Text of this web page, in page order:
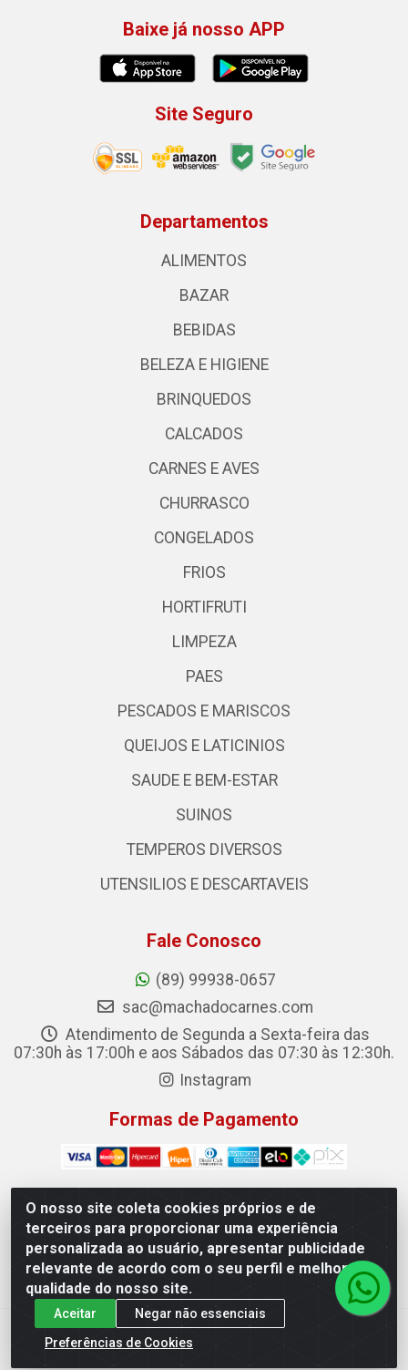
O nosso site coleta cookies próprios e de
terceiros para proporcionar uma experiência
personalizada ao usuário, apresentar publicidade
relevante de acordo com o seu perfil e melhorar a
qualidade do nosso site.
Aceitar
Negar não essenciais
Preferências de Cookies
Baixe já nosso APP
Site Seguro
Departamentos
ALIMENTOS
BAZAR
BEBIDAS
BELEZA E HIGIENE
BRINQUEDOS
CALCADOS
CARNES E AVES
CHURRASCO
CONGELADOS
FRIOS
HORTIFRUTI
LIMPEZA
PAES
PESCADOS E MARISCOS
QUEIJOS E LATICINIOS
SAUDE E BEM-ESTAR
SUINOS
TEMPEROS DIVERSOS
UTENSILIOS E DESCARTAVEIS
Fale Conosco
(89) 99938-0657
sac@machadocarnes.com
Atendimento de Segunda a Sexta-feira das
07:30h às 17:00h e aos Sábados das 07:30 às 12:30h.
Instagram
Formas de Pagamento
Machado Carnes Distribuidora de Alimentos LTDA -
Logradouro: Avenida Candido Aleixo, 148 - Centro - Oeiras/PI
- CEP 64.500-000 - 31.391.008/0001-50